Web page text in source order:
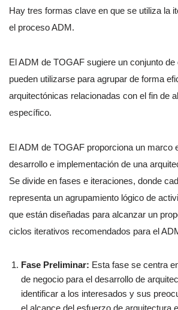
Hay tres formas clave en que se utiliza la
el proceso ADM.
El ADM de TOGAF sugiere un conjunto
pueden utilizarse para agrupar de forma
arquitectónicas relacionadas con el fin de
específico.
El ADM de TOGAF proporciona un marco
desarrollo e implementación de una
Se divide en fases e iteraciones, donde
representa un agrupamiento lógico de
que están diseñadas para alcanzar un
ciclos iterativos recomendados para el
Fase Preliminar: Esta fase se centra
de negocio para el desarrollo de
identificar a los interesados y sus